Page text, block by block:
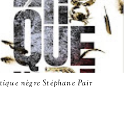
nègre Stéphane Pair